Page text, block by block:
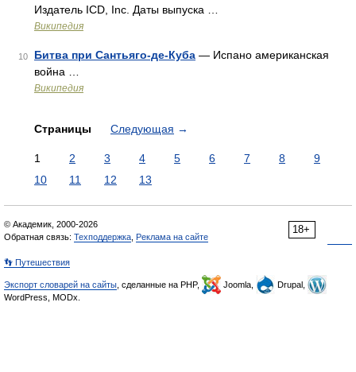
Издатель ICD, Inc. Даты выпуска …
Википедия
10 Битва при Сантьяго-де-Куба — Испано американская
война …
Википедия
Страницы Следующая →
1 2 3 4 5 6 7 8
9
10
11 12 13
18+
© Академик, 2000-2026
Обратная связь: Техподдержка Реклама на сайте
👣 Путешествия
Экспорт словарей на сайты , сделанные на PHP, Joomla,
Drupal,
WordPress, MODx.